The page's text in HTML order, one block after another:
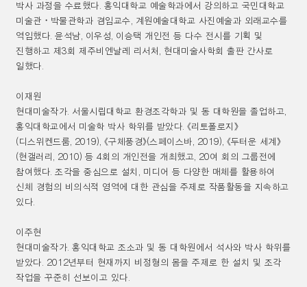
박사 과정을 수료했다
홍익대학교 예술학과에서 강의하고 국민대학교
미술관 ・ 박물관학과 겸임교수
계원예술대학교 사진예술과 외래교수를
역임했다 .윤석남 이우성
이승택 개인전 등 다수 전시를 기획 및
진행하고 제3회 제주비엔날레 리서처
현대미술사학회 출판 간사로
일했다
이재원
현대미술작가
서울시립대학교 환경조각학과 및 동 대학원을 졸업하고
홍익대학교에서 미술학 박사 학위를 받았다 .《리토폴로지 》
( 디스위켄드룸 , 2019),《구체풍경》(스페이스바 , 2019), 《두터운 세계 》
(현갤러리 , 2010)등4회의 개인전을 개최했고 , 20여 회의 그룹전에
참여했다
조각을 중심으로 설치
미디어 등 다양한 매체를 활용하여
신체 경험의 비의식적 영역에 대한 관심을 주제로 작품활동을 지속하고
있다
이주현
현대미술작가 .홍익대학교 조소과 및 동 대학원에서 석사와 박사 학위를
받았다 . 2012년부터 현재까지 비정형의 몸을 주제로 한 설치 및 조각
작업을 꾸준히 선보이고 있다